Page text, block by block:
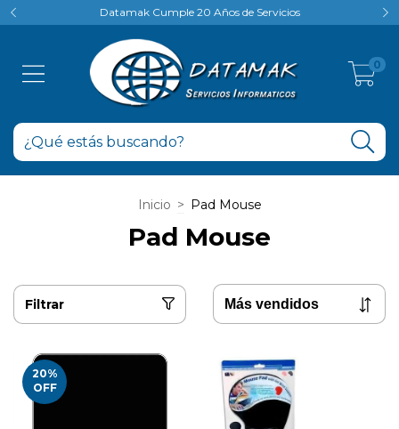
Datamak Cumple 20 Años de Servicios
0
Inicio > Pad Mouse
Pad Mouse
Filtrar
20%
OFF